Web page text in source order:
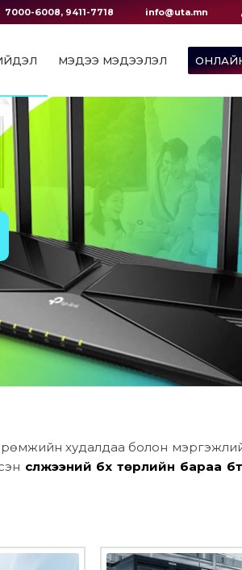
7000-6008, 9411-7718 info@uta.mn
МЭДЭЭ МЭДЭЭЛЭЛ ОНЛАЙН
худалдаа болон
сүлжээний бүх төрлийн бараа